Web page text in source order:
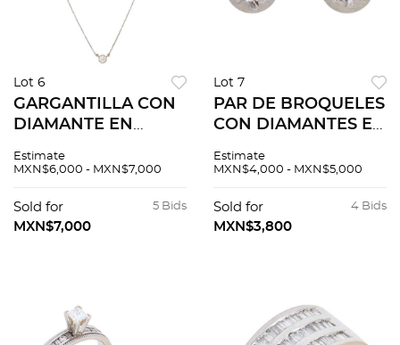
Lot 6
GARGANTILLA CON
DIAMANTE EN
Diamante corte
Claridad: SI2-I1 Color
J-K
Estimate
MXN$6,000 - MXN$7,000
5 Bids
Sold for
MXN$7,000
Lot 7
PAR DE BROQUELES
CON DIAMANTES EN
corte brillante ~0.18
Estimate
MXN$4,000 - MXN$5,000
4 Bids
Sold for
MXN$3,800